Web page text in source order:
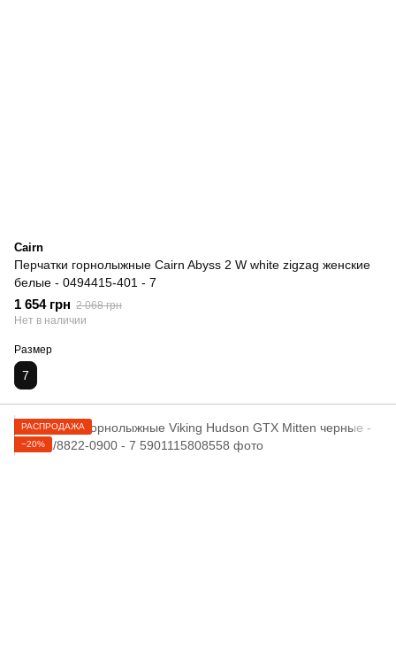
Cairn
Перчатки горнолыжные Cairn Abyss 2 W white zigzag женские
белые - 0494415-401 - 7
1 654 грн 2 068 грн
Нет в наличии
Размер
7
РАСПРОДАЖА
−20%